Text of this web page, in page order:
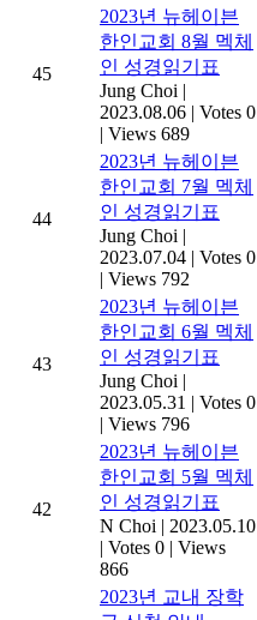
45
2023년 뉴헤이븐
한인교회 8월 멕체
인 성경읽기표
Jung Choi |
2023.08.06 | Votes 0
| Views 689
44
2023년 뉴헤이븐
한인교회 7월 멕체
인 성경읽기표
Jung Choi |
2023.07.04 | Votes 0
| Views 792
43
2023년 뉴헤이븐
한인교회 6월 멕체
인 성경읽기표
Jung Choi |
2023.05.31 | Votes 0
| Views 796
42
2023년 뉴헤이븐
한인교회 5월 멕체
인 성경읽기표
N Choi | 2023.05.10
| Votes 0 | Views
866
2023년 교내 장학